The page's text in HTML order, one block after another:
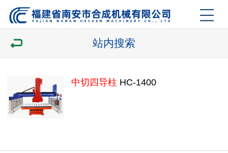
站内搜索
中切四导柱 HC-1400